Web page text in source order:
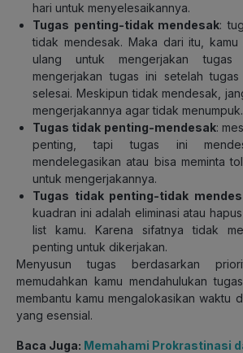
hari untuk menyelesaikannya.
Tugas penting-tidak mendesak:
tidak mendesak. Maka dari itu, kamu
ulang untuk mengerjakan
mengerjakan tugas ini setelah tugas
selesai. Meskipun tidak mendesak,
mengerjakannya agar tidak menumpuk.
Tugas tidak penting-mendesak:
penting, tapi tugas ini
mendelegasikan atau bisa meminta
untuk mengerjakannya.
Tugas tidak penting-tidak
kuadran ini adalah eliminasi atau
list kamu. Karena sifatnya tidak
penting untuk dikerjakan.
Menyusun tugas berdasarkan
memudahkan kamu mendahulukan
membantu kamu mengalokasikan waktu
yang esensial.
Baca Juga: Memahami Prokrastinasi